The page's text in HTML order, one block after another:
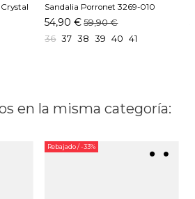
Sandalia Porronet 3269-010
Taupe
54,90 € 59,90 €
36 37 38 39 40 41
en la misma categoría:
Rebajado/ -33%